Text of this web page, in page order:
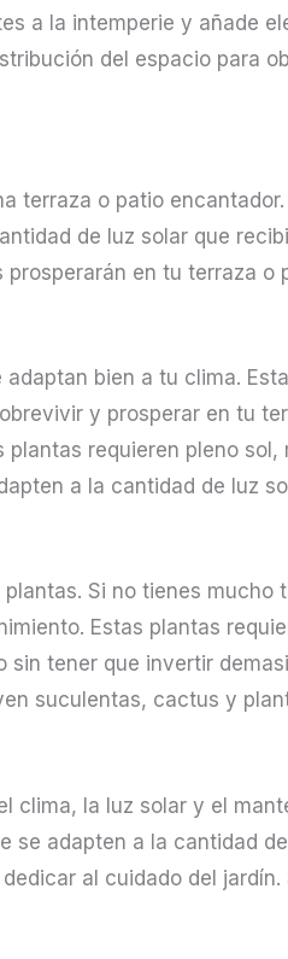
a la intemperie y añade
del espacio para
terraza o patio encantador.
de luz solar que
en tu terraza o
bien a tu clima.
y prosperar en tu
requieren pleno sol,
a la cantidad de luz
Si no tienes mucho
Estas plantas
sin tener que invertir
suculentas, cactus y
clima, la luz solar y el
se adapten a la cantidad
al cuidado del jardín.